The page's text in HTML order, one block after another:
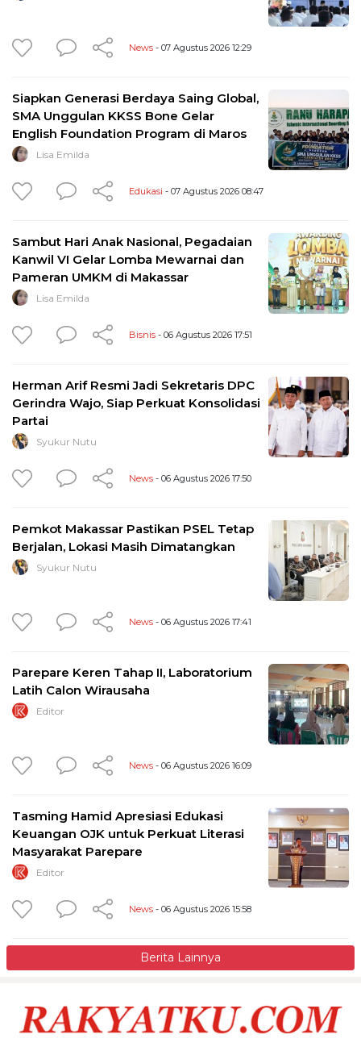
News - 07 Agustus 2026 12:29
Siapkan Generasi Berdaya Saing Global,
SMA Unggulan KKSS Bone Gelar
English Foundation Program di Maros
Lisa Emilda
Edukasi - 07 Agustus 2026 08:47
Sambut Hari Anak Nasional, Pegadaian
Kanwil VI Gelar Lomba Mewarnai dan
Pameran UMKM di Makassar
Lisa Emilda
Bisnis - 06 Agustus 2026 17:51
Herman Arif Resmi Jadi Sekretaris DPC
Gerindra Wajo, Siap Perkuat Konsolidasi
Partai
Syukur Nutu
News - 06 Agustus 2026 17:50
Pemkot Makassar Pastikan PSEL Tetap
Berjalan, Lokasi Masih Dimatangkan
Syukur Nutu
News - 06 Agustus 2026 17:41
Parepare Keren Tahap II, Laboratorium
Latih Calon Wirausaha
Editor
News - 06 Agustus 2026 16:09
Tasming Hamid Apresiasi Edukasi
Keuangan OJK untuk Perkuat Literasi
Masyarakat Parepare
Editor
News - 06 Agustus 2026 15:58
Berita Lainnya